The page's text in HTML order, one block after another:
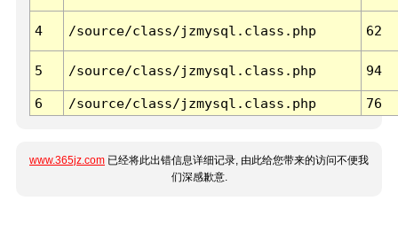
4 /source/class/jzmysql.class.php 62
5 /source/class/jzmysql.class.php 94
6 /source/class/jzmysql.class.php 76
www.365jz.com 已经将此出错信息详细记录, 由此给您带来的访问不便我
们深感歉意.